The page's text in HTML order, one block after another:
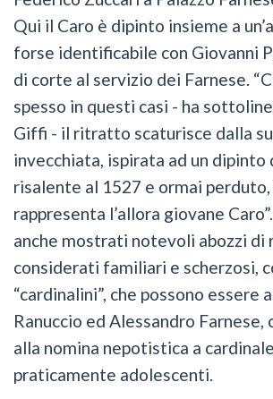
Qui il Caro è dipinto insieme a
forse identificabile con Giovanni
di corte al servizio dei Farnese.
spesso in questi casi - ha
Giffi - il ritratto scaturisce dalla
invecchiata, ispirata ad un dipinto
risalente al 1527 e ormai perduto,
rappresenta l’allora giovane
anche mostrati notevoli abozzi
considerati familiari e scherzosi,
“cardinalini”, che possono essere
Ranuccio ed Alessandro Farnese,
alla nomina nepotistica a
praticamente adolescenti.